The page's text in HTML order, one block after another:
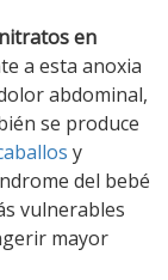
en
a esta anoxia
abdominal,
se produce
y
del bebé
vulnerables
mayor